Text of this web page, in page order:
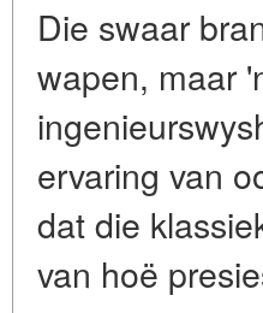
Die swaar
wapen, maar
ervaring van
dat die
van hoë